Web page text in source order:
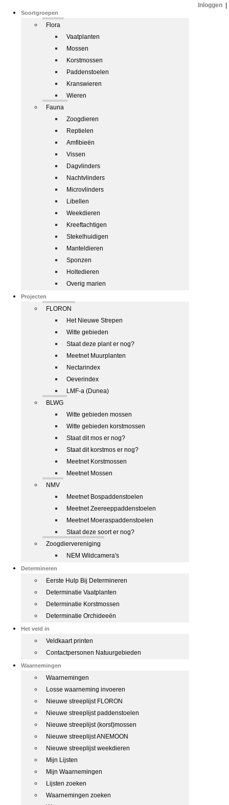
Soortgroepen
Flora
Vaatplanten
Mossen
Korstmossen
Paddenstoelen
Kranswieren
Wieren
Fauna
Zoogdieren
Reptielen
Amfibieën
Vissen
Dagvlinders
Nachtvlinders
Microvlinders
Libellen
Weekdieren
Kreeftachtigen
Stekelhuidigen
Manteldieren
Sponzen
Holtedieren
Overig marien
Projecten
FLORON
Het Nieuwe Strepen
Witte gebieden
Staat deze plant er nog?
Meetnet Muurplanten
Nectarindex
Oeverindex
LMF-a (Dunea)
BLWG
Witte gebieden mossen
Witte gebieden korstmossen
Staat dit mos er nog?
Staat dit korstmos er nog?
Meetnet Korstmossen
Meetnet Mossen
NMV
Meetnet Bospaddenstoelen
Meetnet Zeereeppaddenstoelen
Meetnet Moeraspaddenstoelen
Staat deze soort er nog?
Zoogdiervereniging
NEM Wildcamera's
Determineren
Eerste Hulp Bij Determineren
Determinatie Vaatplanten
Determinatie Korstmossen
Determinatie Orchideeën
Het veld in
Veldkaart printen
Contactpersonen Natuurgebieden
Waarnemingen
Waarnemingen
Losse waarneming invoeren
Nieuwe streeplijst FLORON
Nieuwe streeplijst paddenstoelen
Nieuwe streeplijst (korst)mossen
Nieuwe streeplijst ANEMOON
Nieuwe streeplijst weekdieren
Mijn Lijsten
Mijn Waarnemingen
Lijsten zoeken
Waarnemingen zoeken
Inloggen